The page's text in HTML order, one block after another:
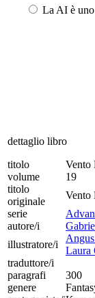
La AI è uno
dettaglio libro
titolo
Vento
volume
19
titolo
originale
Vento
serie
autore/i
illustratore/i
Laura
traduttore/i
paragrafi
300
genere